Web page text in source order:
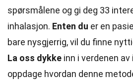
spørsmålene og gi deg 33
inhalasjon. Enten du er en
bare nysgjerrig, vil du finne
La oss dykke inn i verdenen
oppdage hvordan denne